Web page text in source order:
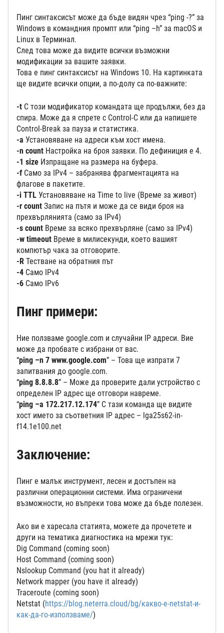
Пинг синтаксисът може да бъде видян чрез “ping -?” за
Windows в командния промпт или “ping –h” за macOS и
Linux в Терминал.
След това може да видите всички възможни
модификации за вашите заявки.
Това е пинг синтаксисът на Windows 10. На картинката
ще видите всички опции, а по-долу са по-важните:
-t С този модификатор командата ще продължи, без да
спира. Може да я спрете с Control-C или да напишете
Control-Break за пауза и статистика.
-a Установяване на адреси към хост имена.
-n count Настройка на броя заявки. По дефиниция е 4.
-1 size Изпращане на размера на буфера.
-f Само за IPv4 – забранява фрагментацията на
флагове в пакетите.
-i TTL Установяване на Time to live (Време за живот)
-r count Запис на пътя и може да се види броя на
прехвърлянията (само за IPv4)
-s count Време за всяко прехвърляне (само за IPv4)
-w timeout Време в милисекунди, което вашият
компютър чака за отговорите.
-R Тестване на обратния път
-4 Само IPv4
-6 Само IPv6
Пинг примери:
Ние ползваме google.com и случайни IP адреси. Вие
може да пробвате с избрани от вас.
“ping –n 7 www.google.com” – Това ще изпрати 7
запитвания до google.com.
“ping 8.8.8.8” – Може да проверите дали устройство с
определен IP адрес ще отговори навреме.
“ping –a 172.217.12.174” С тази команда ще видите
хост името за съответния IP адрес – lga25s62-in-
f14.1e100.net
Заключение:
Пинг е малък инструмент, лесен и достъпен на
различни операционни системи. Има ограничени
възможности, но въпреки това може да бъде полезен.
Ако ви е харесала статията, можете да прочетете и
други на тематика диагностика на мрежи тук:
Dig Command (coming soon)
Host Command (coming soon)
Nslookup Command (you hat it already)
Network mapper (you have it already)
Traceroute (coming soon)
Netstat (https://blog.neterra.cloud/bg/какво-е-netstat-и-
как-да-го-използваме/)